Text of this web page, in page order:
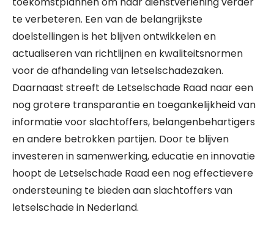
te verbeteren. Een van de belangrijkste
doelstellingen is het blijven ontwikkelen en
actualiseren van richtlijnen en kwaliteitsnormen
voor de afhandeling van letselschadezaken.
Daarnaast streeft de Letselschade Raad naar een
nog grotere transparantie en toegankelijkheid van
informatie voor slachtoffers, belangenbehartigers
en andere betrokken partijen. Door te blijven
investeren in samenwerking, educatie en innovatie
hoopt de Letselschade Raad een nog effectievere
ondersteuning te bieden aan slachtoffers van
letselschade in Nederland.